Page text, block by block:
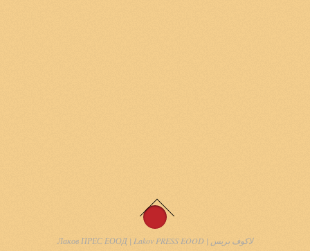
Лаков ПРЕС ЕООД | Lakov PRESS EOOD | لاكوف بريس